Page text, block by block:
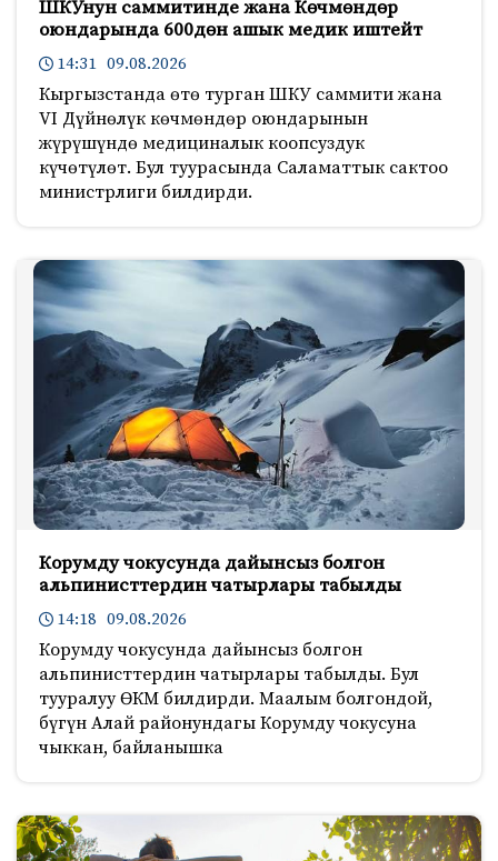
ШКУнун саммитинде жана Көчмөндөр
оюндарында 600дөн ашык медик иштейт
14:31 09.08.2026
Кыргызстанда өтө турган ШКУ саммити жана
VI Дүйнөлүк көчмөндөр оюндарынын
жүрүшүндө медициналык коопсуздук
күчөтүлөт. Бул туурасында Саламаттык сактоо
министрлиги билдирди.
Корумду чокусунда дайынсыз болгон
альпинисттердин чатырлары табылды
14:18 09.08.2026
Корумду чокусунда дайынсыз болгон
альпинисттердин чатырлары табылды. Бул
тууралуу ӨКМ билдирди. Маалым болгондой,
бүгүн Алай районундагы Корумду чокусуна
чыккан, байланышка